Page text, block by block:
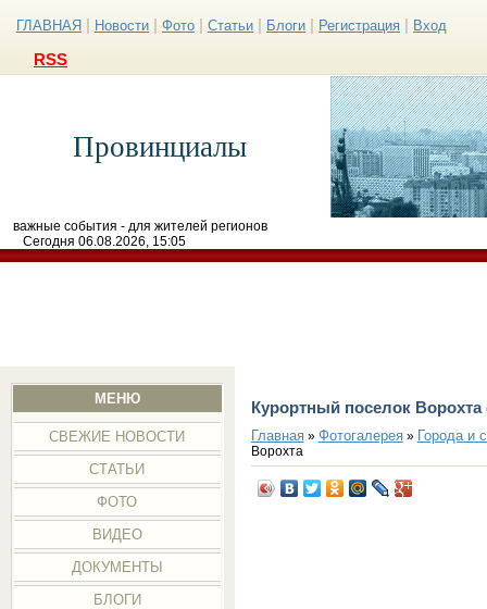
ГЛАВНАЯ Новости Фото Статьи Блоги Регистрация Вход
RSS
Провинциалы
важные события - для жителей регионов
Сегодня 06.08.2026, 15:05
МЕНЮ
СВЕЖИЕ НОВОСТИ
СТАТЬИ
ФОТО
ВИДЕО
ДОКУМЕНТЫ
БЛОГИ
Курортный поселок
Главная» Фотогалерея» Города и
Ворохта